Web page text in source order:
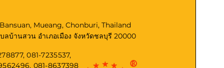
Mueang, Chonburi, Thailand
ลบ้านสวน อำเภอเมือง จังหวัดชลบุรี 20000
081-7235537,
081-8637398